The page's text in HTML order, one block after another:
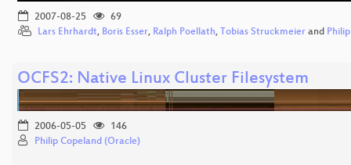
2007-08-25
69
Lars Ehrhardt, Boris Esser, Ralph Poellath, Tobias Struckmeier and
OCFS2: Native Linux Cluster Filesystem
2006-05-05
146
Philip Copeland (Oracle)